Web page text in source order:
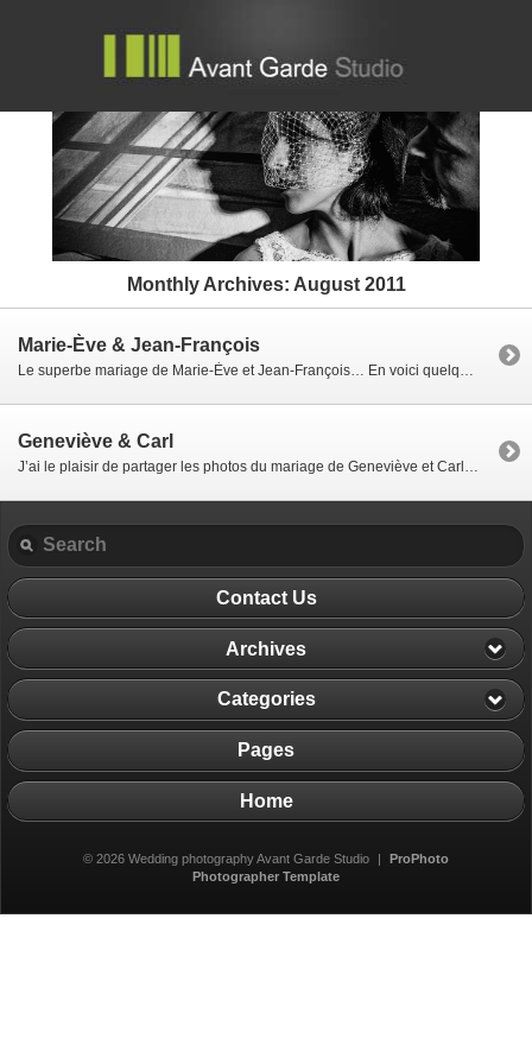
Monthly Archives: August 2011
Marie-Ève & Jean-François
Geneviève & Carl
Contact Us
Archives
Categories
Pages
Home
© 2026 Wedding photography Avant Garde Studio
ProPhoto
Photographer Template